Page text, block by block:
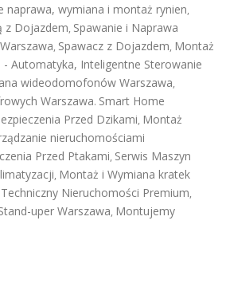
naprawa, wymiana i montaż rynien,
z Dojazdem, Spawanie i Naprawa
, Spawacz z Dojazdem, Montaż
- Automatyka, Inteligentne Sterowanie
wideodomofonów Warszawa,
Warszawa. Smart Home
Przed Dzikami, Montaż
nieruchomościami
Przed Ptakami, Serwis Maszyn
, Montaż i Wymiana kratek
Nieruchomości Premium,
uper Warszawa, Montujemy